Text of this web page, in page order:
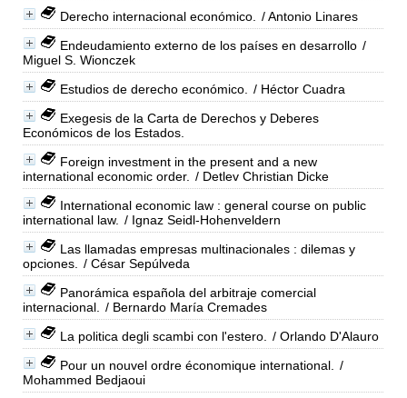
Derecho internacional económico.
/ Antonio Linares
Endeudamiento externo de los países en desarrollo /
Miguel S. Wionczek
Estudios de derecho económico.
/ Héctor Cuadra
Exegesis de la Carta de Derechos y Deberes
Económicos de los Estados.
Foreign investment in the present and a new
international economic order. / Detlev Christian Dicke
International economic law : general course on public
international law. / Ignaz Seidl-Hohenveldern
Las llamadas empresas multinacionales : dilemas y
opciones.
/ César Sepúlveda
Panorámica española del arbitraje comercial
internacional.
/ Bernardo María Cremades
La politica degli scambi con l'estero.
/ Orlando D'Alauro
Pour un nouvel ordre économique international.
/
Mohammed Bedjaoui